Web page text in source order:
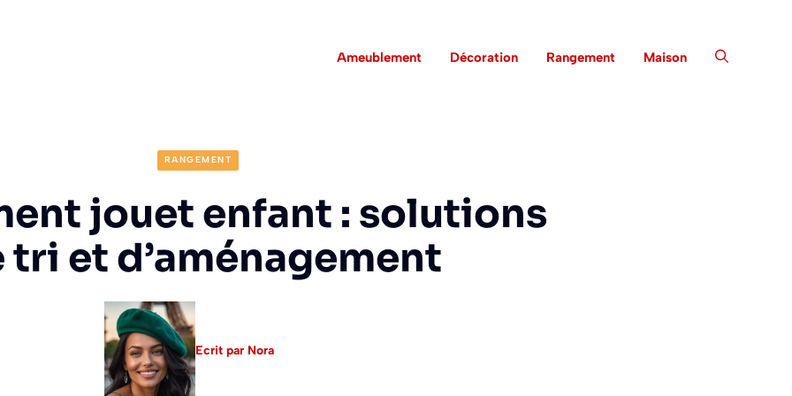
Ameublement Décoration Rangement Maison
RANGEMENT
jouet enfant : solutions
tri et d’aménagement
Ecrit par Nora